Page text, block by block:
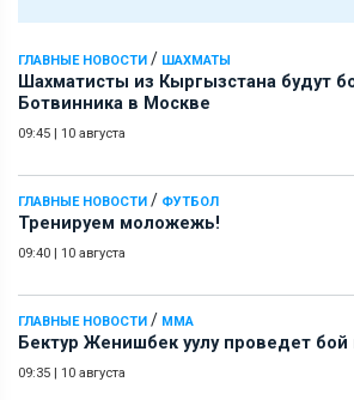
ГЛАВНЫЕ НОВОСТИ / ШАХМАТЫ
Шахматисты из Кыргызстана будут
Ботвинника в Москве
09:45 | 10 августа
ГЛАВНЫЕ НОВОСТИ / ФУТБОЛ
Тренируем моложежь!
09:40 | 10 августа
ГЛАВНЫЕ НОВОСТИ / ММА
Бектур Женишбек уулу проведет
09:35 | 10 августа